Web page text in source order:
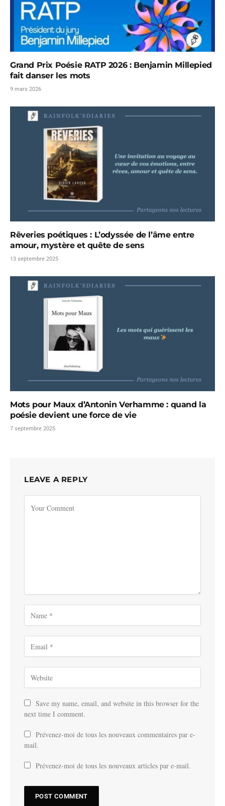
Grand Prix Poésie RATP 2026 : Benjamin Millepied
fait danser les mots
9 mars 2026
Rêveries poétiques : L’odyssée de l’âme entre
amour, mystère et quête de sens
13 septembre 2025
Mots pour Maux d’Antonin Verhamme : quand la
poésie devient une force de vie
7 septembre 2025
LEAVE A REPLY
Save my name, email, and website in this browser for the
next time I comment.
Prévenez-moi de tous les nouveaux commentaires par e-
mail.
Prévenez-moi de tous les nouveaux articles par e-mail.